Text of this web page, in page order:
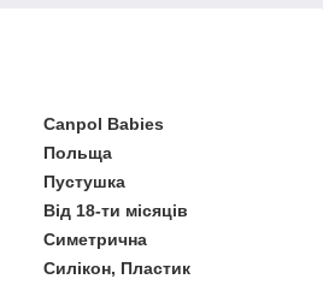
Canpol Babies
Польща
Пустушка
Від 18-ти місяців
Симетрична
Силікон, Пластик